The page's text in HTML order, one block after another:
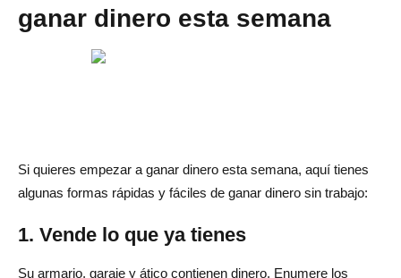
Conclusión
Preguntas frecuentes sobre cómo ganar dinero sin
¿Cuánto dinero debería ganar de manera realista en mi
¿Puedo obtener ingresos a tiempo completo sin trabajar
ganar dinero esta semana
Si quieres empezar a ganar dinero esta semana, aquí tienes
algunas formas rápidas y fáciles de ganar dinero sin trabajo:
1. Vende lo que ya tienes
Su armario, garaje y ático contienen dinero. Enumere los